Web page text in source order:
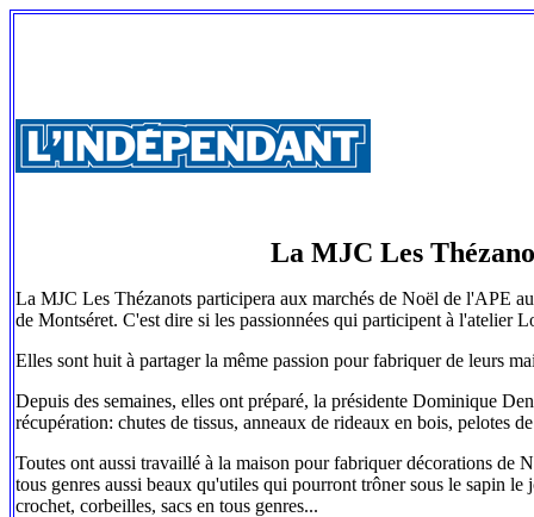
La MJC Les
La MJC Les Thézanots participera aux marchés de Noël de l'APE
de Montséret. C'est dire si les passionnées qui participent à l'atelier
Elles sont huit à partager la même passion pour fabriquer de leurs
Depuis des semaines, elles ont préparé, la présidente Dominique
récupération: chutes de tissus, anneaux de rideaux en bois, pelotes
Toutes ont aussi travaillé à la maison pour fabriquer décorations de
tous genres aussi beaux qu'utiles qui pourront trôner sous le sapin
crochet, corbeilles, sacs en tous genres...